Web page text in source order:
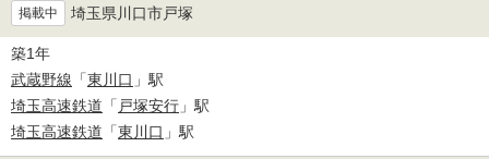
掲載中 埼玉県川口市戸塚
築1年
武蔵野線 「東川口 」駅
埼玉高速鉄道 「 戸塚安行 」駅
埼玉高速鉄道 「東川口 」駅